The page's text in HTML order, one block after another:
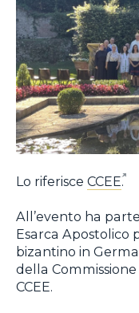
Lo riferisce CCEE.
All’evento ha
Esarca Apostolico
bizantino in
della
CCEE.